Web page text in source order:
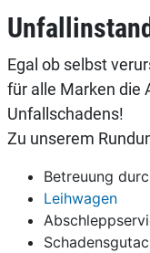
Egal ob selbst
für alle Marken die
Unfallschadens!
Zu unserem
Betreuung
Leihwagen